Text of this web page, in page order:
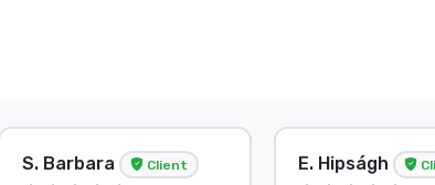
S. Barbara Client E. Hipságh